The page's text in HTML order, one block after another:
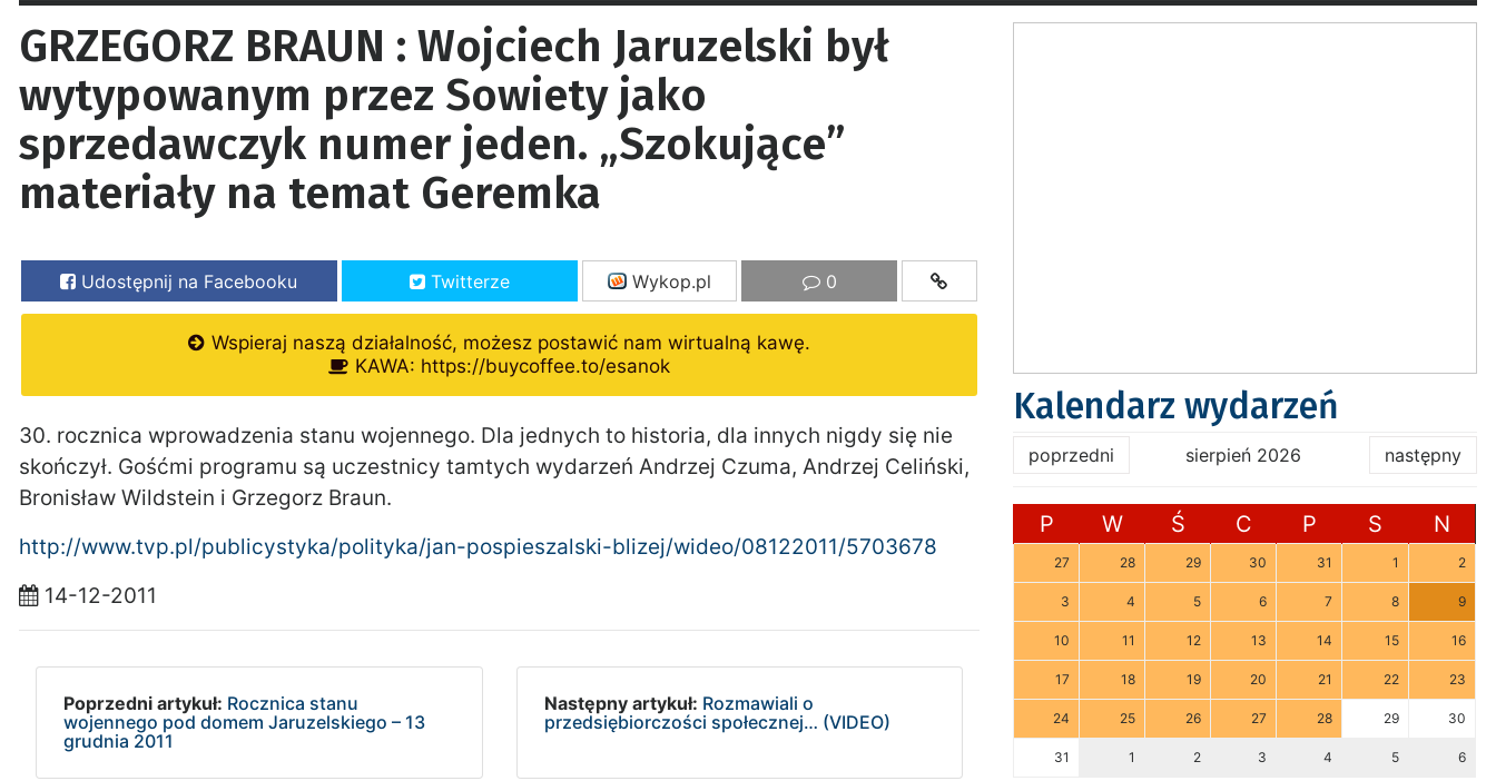
GRZEGORZ BRAUN : Wojciech Jaruzelski był
wytypowanym przez Sowiety jako
sprzedawczyk numer jeden. „Szokujące”
materiały na temat Geremka
Udostępnij na Facebooku Twitterze Wykop.pl 0
Wspieraj naszą działalność, możesz postawić nam wirtualną kawę.
KAWA: https://buycoffee.to/esanok
30. rocznica wprowadzenia stanu wojennego. Dla jednych to historia, dla innych nigdy się nie
skończył. Gośćmi programu są uczestnicy tamtych wydarzeń Andrzej Czuma, Andrzej Celiński,
Bronisław Wildstein i Grzegorz Braun.
http://www.tvp.pl/publicystyka/polityka/jan-pospieszalski-blizej/wideo/08122011/5703678
14-12-2011
Poprzedni artykuł: Rocznica stanu
wojennego pod domem Jaruzelskiego – 13
grudnia 2011
Następny artykuł: Rozmawiali o
przedsiębiorczości społecznej… (VIDEO)
Kalendarz wydarzeń
poprzedni sierpień 2026 następny
P W Ś C P S N
27 28 29 30 31 1 2
3 4 5 6 7 8 9
10 11 12 13 14 15 16
17 18 19 20 21 22 23
24 25 26 27 28 29 30
31 1 2 3 4 5 6